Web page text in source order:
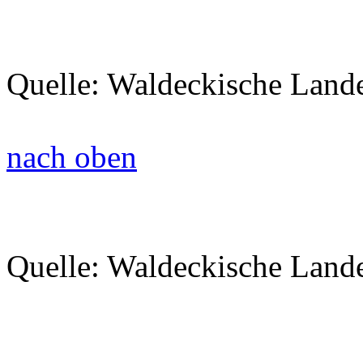
Quelle: Waldeckische
nach oben
Quelle: Waldeckische